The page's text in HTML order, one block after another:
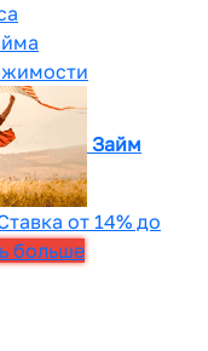
Займ
от 14% до
больше